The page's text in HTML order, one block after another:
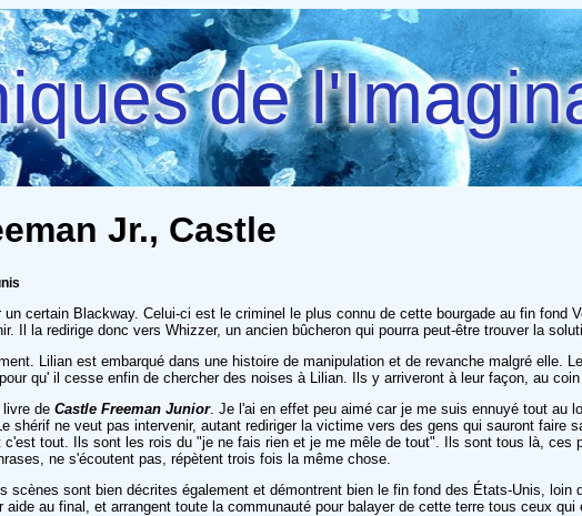
de
Jr., Castle
un certain Blackway. Celui-ci est le criminel le plus connu de cette bourgade au fin
Il la redirige donc vers Whizzer, un ancien bûcheron qui pourra peut-être trouver la
Lilian est embarqué dans une histoire de manipulation et de revanche malgré elle.
qu' il cesse enfin de chercher des noises à Lilian. Ils y arriveront à leur façon, au
de Castle Freeman Junior. Je l'ai en effet peu aimé car je me suis ennuyé tout au
shérif ne veut pas intervenir, autant rediriger la victime vers des gens qui sauront
tout. Ils sont les rois du "je ne fais rien et je me mêle de tout". Ils sont tous là,
ne s'écoutent pas, répètent trois fois la même chose.
scènes sont bien décrites également et démontrent bien le fin fond des États-Unis,
au final, et arrangent toute la communauté pour balayer de cette terre tous ceux qui